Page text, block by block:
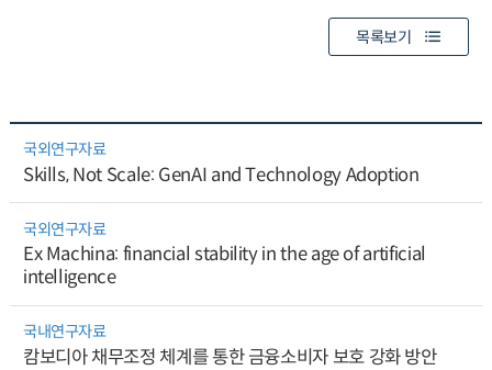
목록보기
국외연구자료
Skills, Not Scale: GenAI and Technology Adoption
국외연구자료
Ex Machina: financial stability in the age of artificial
intelligence
국내연구자료
캄보디아 채무조정 체계를 통한 금융소비자 보호 강화 방안